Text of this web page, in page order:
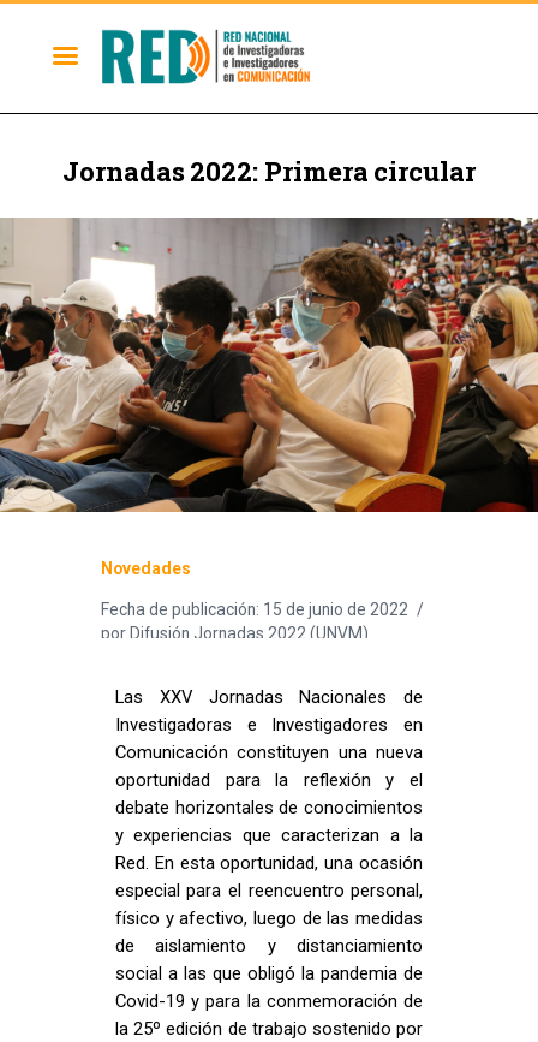
Jornadas 2022: Primera circular
Novedades
Fecha de publicación: 15 de junio de 2022
por Difusión Jornadas 2022 (UNVM)
Las XXV Jornadas Nacionales de
Investigadoras e Investigadores en
Comunicación constituyen una nueva
oportunidad para la reflexión y el
debate horizontales de conocimientos
y experiencias que caracterizan a la
Red. En esta oportunidad, una ocasión
especial para el reencuentro personal,
físico y afectivo, luego de las medidas
de aislamiento y distanciamiento
social a las que obligó la pandemia de
Covid-19 y para la conmemoración de
la 25º edición de trabajo sostenido por